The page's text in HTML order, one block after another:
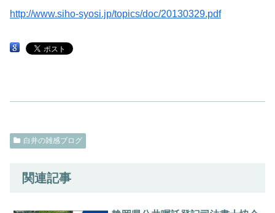
http://www.siho-syosi.jp/topics/doc/20130329.pdf
白井の雑感ブログ
関連記事